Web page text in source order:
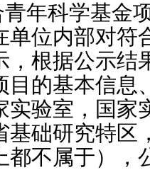
年科学基金
单位内部对符
，根据公示结
目的基本信息
实验室，国家
基础研究特区
都不属于），